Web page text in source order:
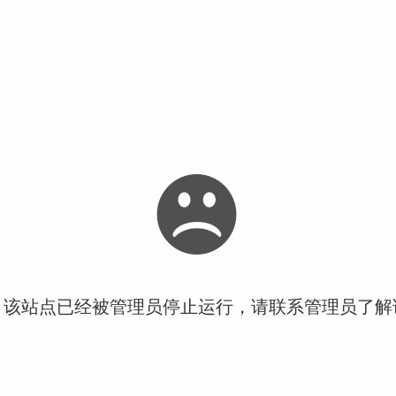
站点已经被管理员停止运行，请联系管理员了